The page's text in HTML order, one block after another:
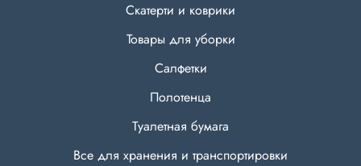
Скатерти и коврики
Товары для уборки
Салфетки
Полотенца
Туалетная бумага
Все для хранения и транспортировки